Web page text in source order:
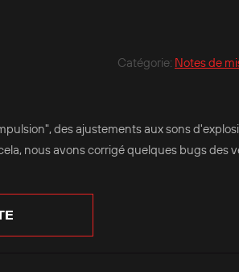
Catégorie: Notes de
des ajustements aux sons
nous avons corrigé quelques bugs des